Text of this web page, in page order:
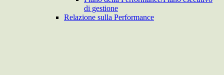
di gestione
Relazione sulla Performance